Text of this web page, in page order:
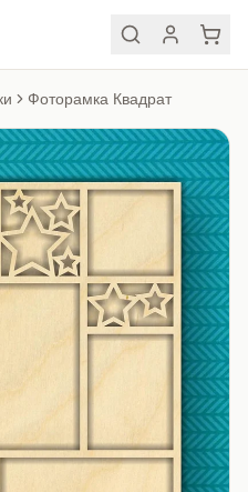
Фоторамка Квадрат